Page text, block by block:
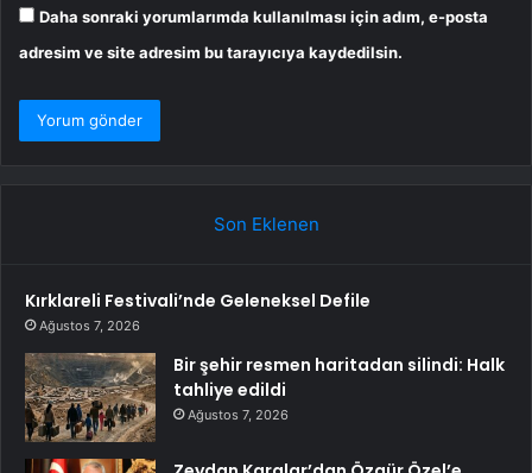
Daha sonraki yorumlarımda kullanılması için adım, e-posta
adresim ve site adresim bu tarayıcıya kaydedilsin.
Son Eklenen
Kırklareli Festivali’nde Geleneksel Defile
Ağustos 7, 2026
Bir şehir resmen haritadan silindi: Halk
tahliye edildi
Ağustos 7, 2026